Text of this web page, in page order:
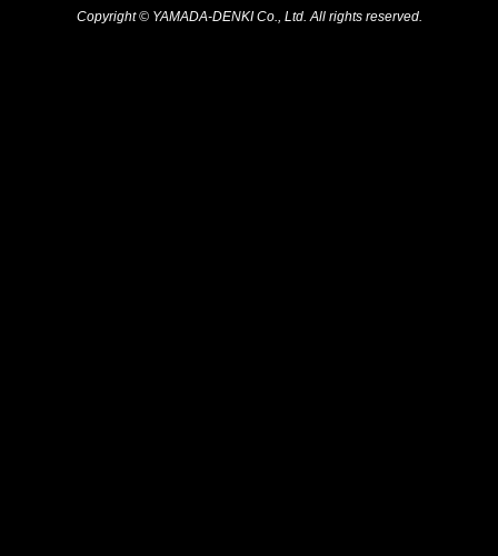
Copyright © YAMADA-DENKI Co., Ltd. All rights reserved.